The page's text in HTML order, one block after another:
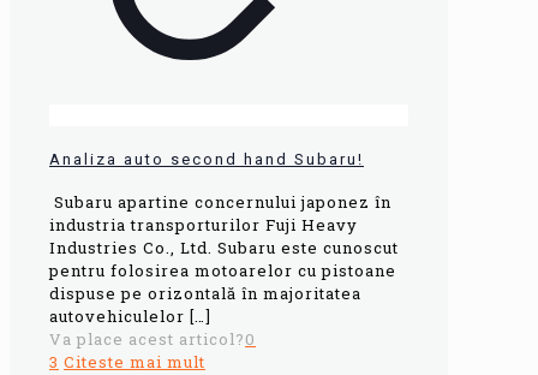
Analiza auto second hand Subaru!
Subaru apartine concernului japonez în
industria transporturilor Fuji Heavy
Industries Co., Ltd. Subaru este cunoscut
pentru folosirea motoarelor cu pistoane
dispuse pe orizontală în majoritatea
autovehiculelor […]
Va place acest articol?0
3 Citeste mai mult